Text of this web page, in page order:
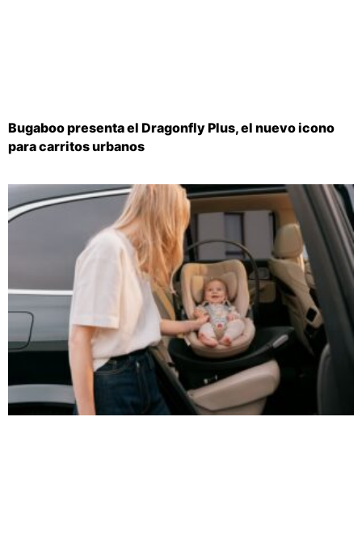
Bugaboo presenta el Dragonfly Plus, el nuevo icono
para carritos urbanos